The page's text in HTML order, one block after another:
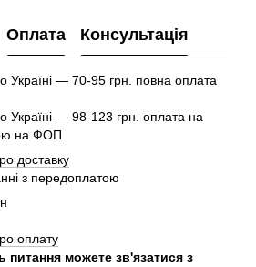
Оплата Консультація
— 70-95 грн. повна оплата
— 98-123 грн. оплата на
на ФОП
доставку
з передоплатою
оплату
питання можете зв'язатися з